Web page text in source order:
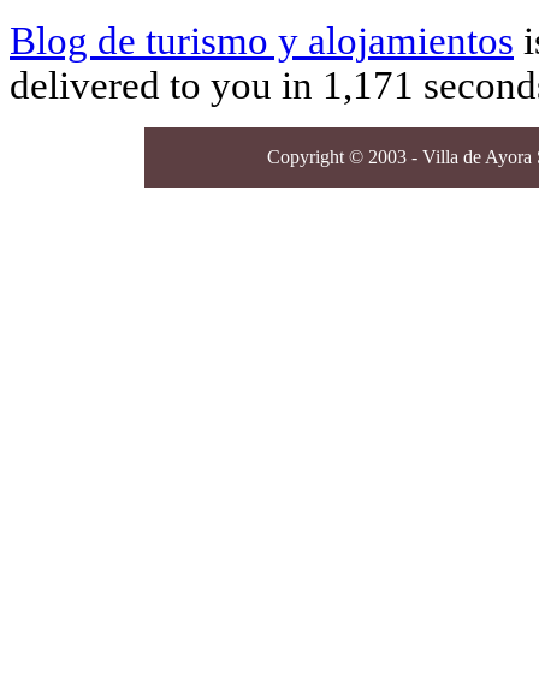
Blog de turismo y alojamientos
delivered to you in 1,171
Copyright © 2003 - Villa de Ayora